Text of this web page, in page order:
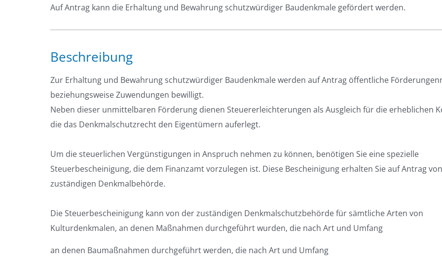
Auf Antrag kann die Erhaltung und Bewahrung schutzwürdiger Baudenkmale gefördert werden.
Beschreibung
Zur Erhaltung und Bewahrung schutzwürdiger Baudenkmale werden auf Antrag öffentliche
beziehungsweise Zuwendungen bewilligt.
Neben dieser unmittelbaren Förderung dienen Steuererleichterungen als Ausgleich für die erheblichen
die das Denkmalschutzrecht den Eigentümern auferlegt.
Um die steuerlichen Vergünstigungen in Anspruch nehmen zu können, benötigen Sie eine spezielle
Steuerbescheinigung, die dem Finanzamt vorzulegen ist. Diese Bescheinigung erhalten Sie auf Antrag
zuständigen Denkmalbehörde.
Die Steuerbescheinigung kann von der zuständigen Denkmalschutzbehörde für sämtliche Arten von
Kulturdenkmalen, an denen Maßnahmen durchgeführt wurden, die nach Art und Umfang
an denen Baumaßnahmen durchgeführt werden, die nach Art und Umfang